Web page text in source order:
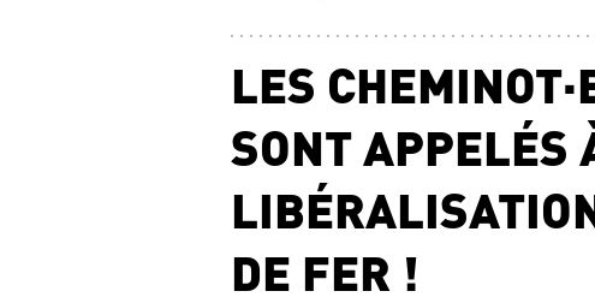
LES
SONT APPELÉS
DE FER !